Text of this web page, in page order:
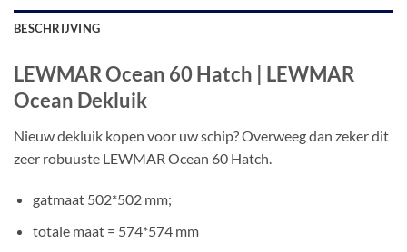
BESCHRIJVING
LEWMAR Ocean 60 Hatch | LEWMAR
Ocean Dekluik
Nieuw dekluik kopen voor uw schip? Overweeg dan zeker dit
zeer robuuste LEWMAR Ocean 60 Hatch.
gatmaat 502*502 mm;
totale maat = 574*574 mm